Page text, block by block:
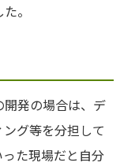
。
発の場合は、デ
グ等を分担して
た現場だと自分